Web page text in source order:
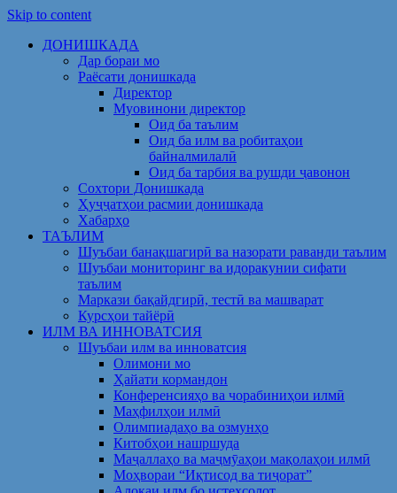
Skip to content
ДОНИШКАДА
Дар бораи мо
Раёсати донишкада
Директор
Муовинони директор
Оид ба таълим
Оид ба илм ва робитаҳои
байналмилалӣ
Оид ба тарбия ва рушди ҷавонон
Сохтори Донишкада
Ҳуҷҷатҳои расмии донишкада
Хабарҳо
ТАЪЛИМ
Шуъбаи банақшагирӣ ва назорати раванди таълим
Шуъбаи мониторинг ва идоракунии сифати
таълим
Маркази бақайдгирӣ, тестӣ ва машварат
Курсҳои тайёрӣ
ИЛМ ВА ИННОВАТСИЯ
Шуъбаи илм ва инноватсия
Олимони мо
Ҳайати кормандон
Конференсияҳо ва чорабиниҳои илмӣ
Маҳфилҳои илмӣ
Олимпиадаҳо ва озмунҳо
Китобҳои нашршуда
Маҷаллаҳо ва маҷмӯаҳои мақолаҳои илмӣ
Моҳвораи “Иқтисод ва тиҷорат”